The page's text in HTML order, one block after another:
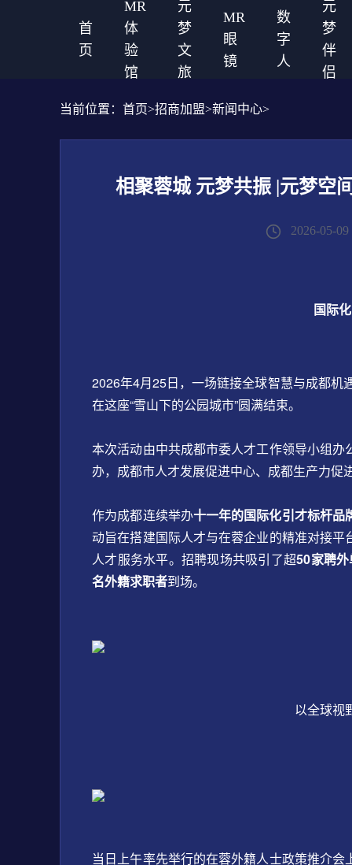
首
页
MR
体
验
馆
元
梦
文
旅
MR
眼
镜
数
字
人
元
梦
伴
侣
当前位置：首页>招商加盟>新闻中心>
相聚蓉城 元梦共振 |元梦空
2026-05-
国际
2026年4月25日，一场链接全球智慧与成都
在这座“雪山下的公园城市”圆满结束。
本次活动由中共成都市委人才工作领导小组
办，成都市人才发展促进中心、成都生产力
作为成都连续举办十一年的国际化引才标杆品
动旨在搭建国际人才与在蓉企业的精准对接
人才服务水平。招聘现场共吸引了超50家聘
名外籍求职者到场。
以全球视
当日上午率先举行的在蓉外籍人士政策推介会